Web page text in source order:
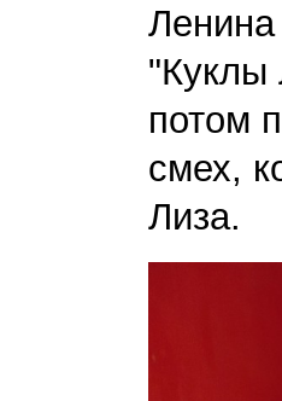
"Куклы
потом
смех,
Лиза.